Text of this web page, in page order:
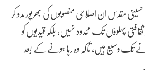
مقدس ان اصلاحی منصوبوں کی بھرپور مدد کر
پہلوؤں تک محدود نہیں، بلکہ قیدیوں کو
تک وسیع ہیں، تاکہ وہ رہا ہونے کے بعد